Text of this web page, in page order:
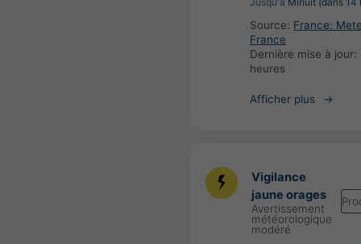
Source: France:
France
Dernière mise à jour:
heures
Afficher plus
Vigilance
jaune orages
Avertissement
météorologique
modéré